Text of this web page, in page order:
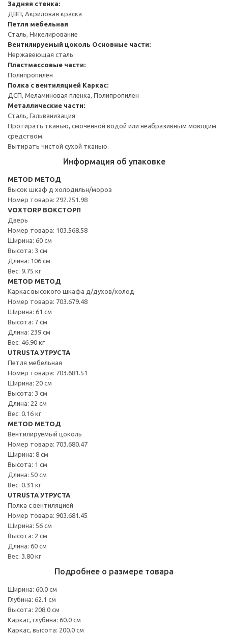
Задняя стенка:
ДВП, Акриловая краска
Петля мебельная
Сталь, Никелирование
Вентилируемый цоколь Основные части:
Нержавеющая сталь
Пластмассовые части:
Полипропилен
Полка с вентиляцией Каркас:
ДСП, Меламиновая пленка, Полипропилен
Металлические части:
Сталь, Гальванизация
Протирать тканью, смоченной водой или неабразивным моющим
средством.
Вытирать чистой сухой тканью.
Информация об упаковке
METOD МЕТОД
Высок шкаф д холодильн/мороз
Номер товара: 292.251.98
VOXTORP ВОКСТОРП
Дверь
Номер товара: 103.568.58
Ширина: 60 см
Высота: 3 см
Длина: 106 см
Вес: 9.75 кг
METOD МЕТОД
Каркас высокого шкафа д/духов/холод
Номер товара: 703.679.48
Ширина: 61 см
Высота: 7 см
Длина: 239 см
Вес: 46.90 кг
UTRUSTA УТРУСТА
Петля мебельная
Номер товара: 703.681.51
Ширина: 20 см
Высота: 3 см
Длина: 22 см
Вес: 0.16 кг
METOD МЕТОД
Вентилируемый цоколь
Номер товара: 703.680.47
Ширина: 8 см
Высота: 1 см
Длина: 50 см
Вес: 0.31 кг
UTRUSTA УТРУСТА
Полка с вентиляцией
Номер товара: 903.681.45
Ширина: 56 см
Высота: 2 см
Длина: 60 см
Вес: 3.80 кг
Подробнее о размере товара
Ширина: 60.0 см
Глубина: 62.1 см
Высота: 208.0 см
Каркас, глубина: 60.0 см
Каркас, высота: 200.0 см